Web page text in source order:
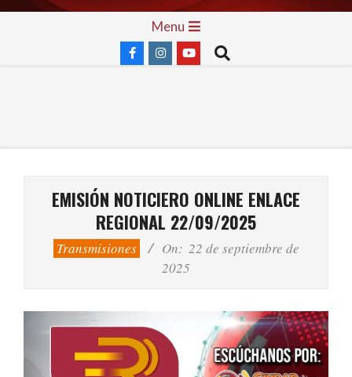
Skip
Menu
Search
EMISIÓN NOTICIERO ONLINE ENLACE
REGIONAL 22/09/2025
Transmisiones On: 22 de septiembre de
2025